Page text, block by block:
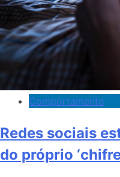
Comportamento
Redes sociais
do próprio